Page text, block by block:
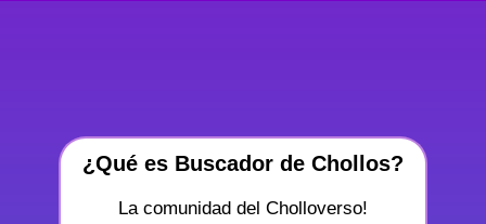
¿Qué es Buscador de Chollos?
La comunidad del Cholloverso!